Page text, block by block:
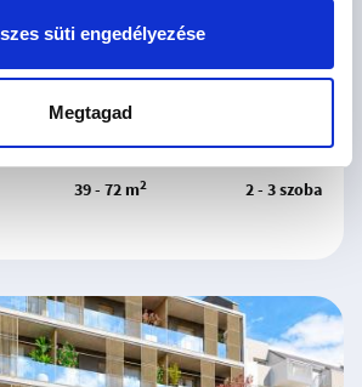
süti engedélyezése
Megtagad
Várható átadás: 2027. IV. negyedév
Angyalföld
39 - 72 m2 2 - 3 szoba